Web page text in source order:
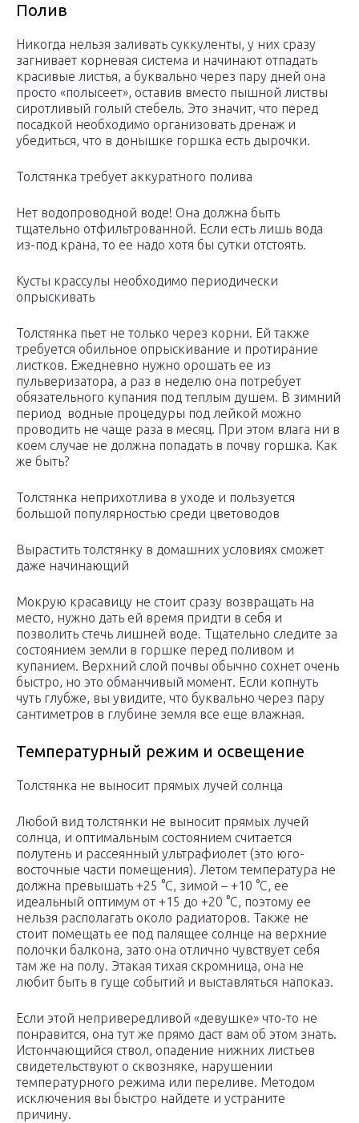
Полив
Никогда нельзя заливать суккуленты, у них сразу
загнивает корневая система и начинают отпадать
красивые листья, а буквально через пару дней она
просто «полысеет», оставив вместо пышной листвы
сиротливый голый стебель. Это значит, что перед
посадкой необходимо организовать дренаж и
убедиться, что в донышке горшка есть дырочки.
Толстянка требует аккуратного полива
Нет водопроводной воде! Она должна быть
тщательно отфильтрованной. Если есть лишь вода
из-под крана, то ее надо хотя бы сутки отстоять.
Кусты крассулы необходимо периодически
опрыскивать
Толстянка пьет не только через корни. Ей также
требуется обильное опрыскивание и протирание
листков. Ежедневно нужно орошать ее из
пульверизатора, а раз в неделю она потребует
обязательного купания под теплым душем. В зимний
период водные процедуры под лейкой можно
проводить не чаще раза в месяц. При этом влага ни в
коем случае не должна попадать в почву горшка. Как
же быть?
Толстянка неприхотлива в уходе и пользуется
большой популярностью среди цветоводов
Вырастить толстянку в домашних условиях сможет
даже начинающий
Мокрую красавицу не стоит сразу возвращать на
место, нужно дать ей время придти в себя и
позволить стечь лишней воде. Тщательно следите за
состоянием земли в горшке перед поливом и
купанием. Верхний слой почвы обычно сохнет очень
быстро, но это обманчивый момент. Если копнуть
чуть глубже, вы увидите, что буквально через пару
сантиметров в глубине земля все еще влажная.
Температурный режим и освещение
Толстянка не выносит прямых лучей солнца
Любой вид толстянки не выносит прямых лучей
солнца, и оптимальным состоянием считается
полутень и рассеянный ультрафиолет (это юго-
восточные части помещения). Летом температура не
должна превышать +25 °С, зимой – +10 °С, ее
идеальный оптимум от +15 до +20 °С, поэтому ее
нельзя располагать около радиаторов. Также не
стоит помещать ее под палящее солнце на верхние
полочки балкона, зато она отлично чувствует себя
там же на полу. Этакая тихая скромница, она не
любит быть в гуще событий и выставляться напоказ.
Если этой непривередливой «девушке» что-то не
понравится, она тут же прямо даст вам об этом знать.
Истончающийся ствол, опадение нижних листьев
свидетельствуют о сквозняке, нарушении
температурного режима или переливе. Методом
исключения вы быстро найдете и устраните
причину.